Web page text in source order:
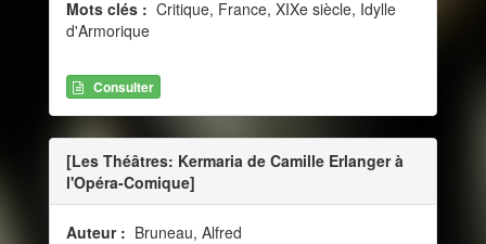
Mots clés : Critique, France, XIXe siècle, Idylle
d'Armorique
Consulter
[Les Théâtres: Kermaria de Camille Erlanger à
l'Opéra-Comique]
Auteur : Bruneau, Alfred